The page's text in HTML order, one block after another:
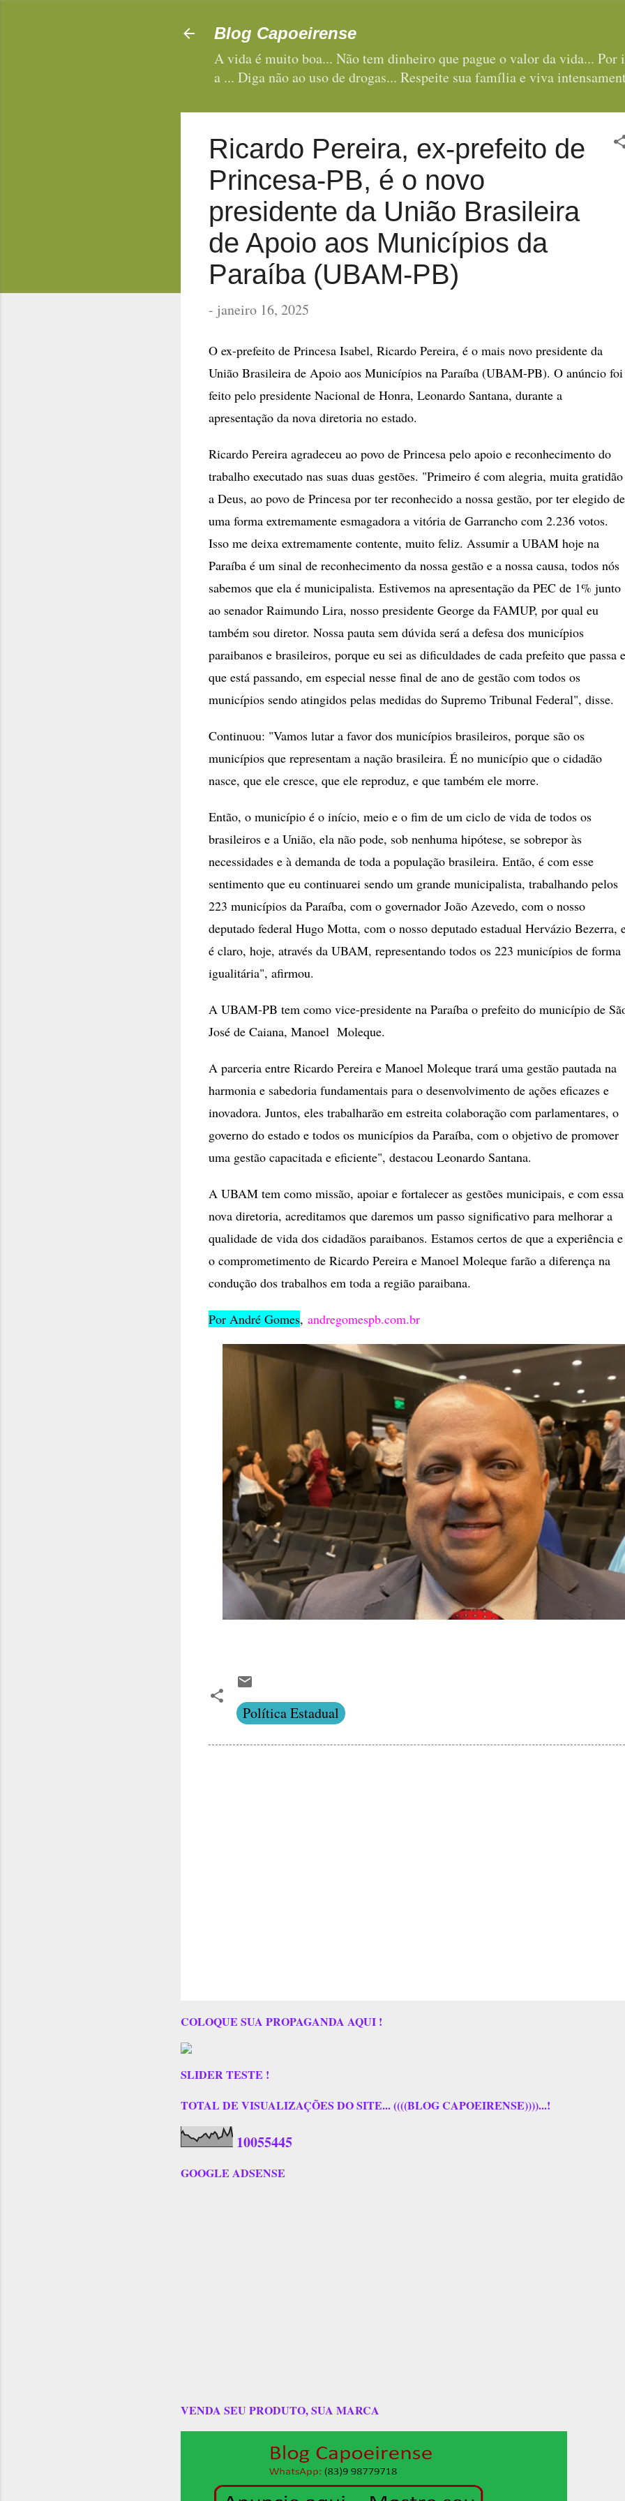
Blog Capoeirense
A vida é muito boa... Não tem dinheiro que pague o valor da vida... Por
a ... Diga não ao uso de drogas... Respeite sua família e viva
Ricardo Pereira, ex-prefeito de
Princesa-PB, é o novo
presidente da União Brasileira
de Apoio aos Municípios da
Paraíba (UBAM-PB)
- janeiro 16, 2025
O ex-prefeito de Princesa Isabel, Ricardo Pereira, é o mais novo presidente da
União Brasileira de Apoio aos Municípios na Paraíba (UBAM-PB). O anúncio foi
feito pelo presidente Nacional de Honra, Leonardo Santana, durante a
apresentação da nova diretoria no estado.
Ricardo Pereira agradeceu ao povo de Princesa pelo apoio e reconhecimento do
trabalho executado nas suas duas gestões. "Primeiro é com alegria, muita gratidão
a Deus, ao povo de Princesa por ter reconhecido a nossa gestão, por ter elegido de
uma forma extremamente esmagadora a vitória de Garrancho com 2.236 votos.
Isso me deixa extremamente contente, muito feliz. Assumir a UBAM hoje na
Paraíba é um sinal de reconhecimento da nossa gestão e a nossa causa, todos nós
sabemos que ela é municipalista. Estivemos na apresentação da PEC de 1% junto
ao senador Raimundo Lira, nosso presidente George da FAMUP, por qual eu
também sou diretor. Nossa pauta sem dúvida será a defesa dos municípios
paraibanos e brasileiros, porque eu sei as dificuldades de cada prefeito que passa e
que está passando, em especial nesse final de ano de gestão com todos os
municípios sendo atingidos pelas medidas do Supremo Tribunal Federal", disse.
Continuou: "Vamos lutar a favor dos municípios brasileiros, porque são os
municípios que representam a nação brasileira. É no município que o cidadão
nasce, que ele cresce, que ele reproduz, e que também ele morre.
Então, o município é o início, meio e o fim de um ciclo de vida de todos os
brasileiros e a União, ela não pode, sob nenhuma hipótese, se sobrepor às
necessidades e à demanda de toda a população brasileira. Então, é com esse
sentimento que eu continuarei sendo um grande municipalista, trabalhando pelos
223 municípios da Paraíba, com o governador João Azevedo, com o nosso
deputado federal Hugo Motta, com o nosso deputado estadual Hervázio Bezerra,
é claro, hoje, através da UBAM, representando todos os 223 municípios de forma
igualitária", afirmou.
A UBAM-PB tem como vice-presidente na Paraíba o prefeito do município de
José de Caiana, Manoel Moleque.
A parceria entre Ricardo Pereira e Manoel Moleque trará uma gestão pautada na
harmonia e sabedoria fundamentais para o desenvolvimento de ações eficazes e
inovadora. Juntos, eles trabalharão em estreita colaboração com parlamentares, o
governo do estado e todos os municípios da Paraíba, com o objetivo de promover
uma gestão capacitada e eficiente", destacou Leonardo Santana.
A UBAM tem como missão, apoiar e fortalecer as gestões municipais, e com essa
nova diretoria, acreditamos que daremos um passo significativo para melhorar a
qualidade de vida dos cidadãos paraibanos. Estamos certos de que a experiência e
o comprometimento de Ricardo Pereira e Manoel Moleque farão a diferença na
condução dos trabalhos em toda a região paraibana.
Por André Gomes, andregomespb.com.br
Política Estadual
COLOQUE SUA PROPAGANDA AQUI !
SLIDER TESTE !
TOTAL DE VISUALIZAÇÕES DO SITE... ((((BLOG CAPOEIRENSE))))...!
10055445
GOOGLE ADSENSE
VENDA SEU PRODUTO, SUA MARCA